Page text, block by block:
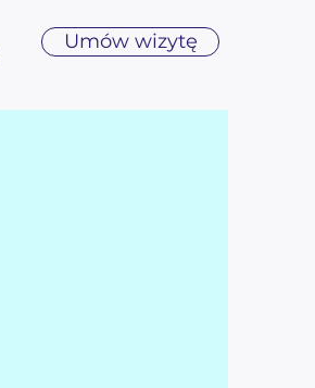
Umów wizytę